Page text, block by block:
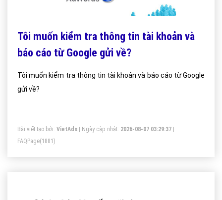
Tôi muốn kiểm tra thông tin tài khoản và
báo cáo từ Google gửi về?
Tôi muốn kiểm tra thông tin tài khoản và báo cáo từ Google
gửi về?
Bài viết tạo bởi: VietAds | Ngày cập nhật: 2026-08-07 03:29:37
FAQPage(1881)